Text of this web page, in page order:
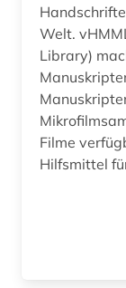
cad (1)
capello (1)
carl de (1)
charles (1)
Welt.
Library)
Filme
Hilfsmittel